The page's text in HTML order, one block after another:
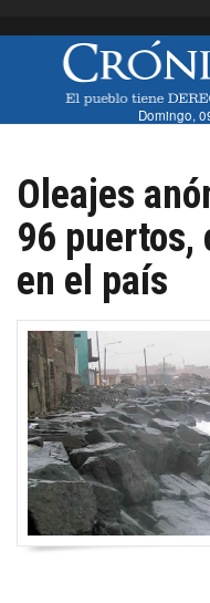
Domingo,
Oleajes
96 puertos,
en el país